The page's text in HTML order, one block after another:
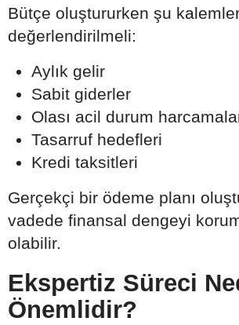
Bütçe oluştururken şu
değerlendirilmeli:
Aylık gelir
Sabit giderler
Olası acil durum
Tasarruf hedefleri
Kredi taksitleri
Gerçekçi bir ödeme planı
vadede finansal dengeyi
olabilir.
Ekspertiz Süreci
Önemlidir?